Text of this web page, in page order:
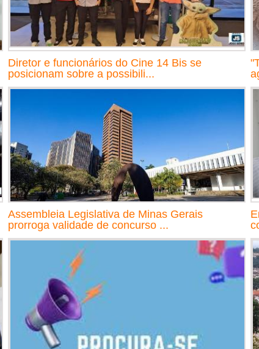
Diretor e funcionários do Cine 14 Bis se
posicionam sobre a possibili...
Assembleia Legislativa de Minas Gerais
prorroga validade de concurso ...